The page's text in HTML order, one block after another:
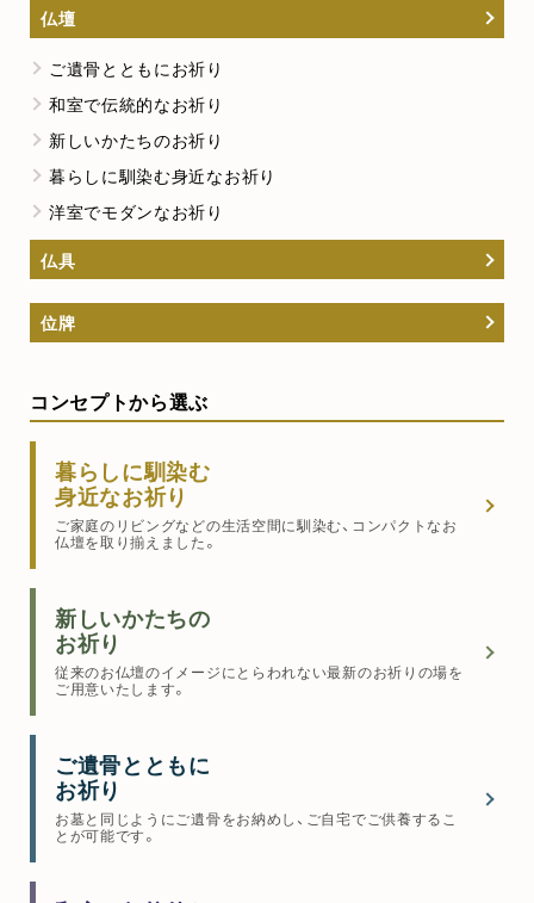
仏壇
ご遺骨とともにお祈り
和室で伝統的なお祈り
新しいかたちのお祈り
暮らしに馴染む身近なお祈り
洋室でモダンなお祈り
仏具
位牌
コンセプトから選ぶ
暮らしに馴染む
身近なお祈り
ご家庭のリビングなどの生活空間に馴染む、コンパクトなお
仏壇を取り揃えました。
新しいかたちの
お祈り
従来のお仏壇のイメージにとらわれない最新のお祈りの場を
ご用意いたします。
ご遺骨とともに
お祈り
お墓と同じようにご遺骨をお納めし、ご自宅でご供養するこ
とが可能です。